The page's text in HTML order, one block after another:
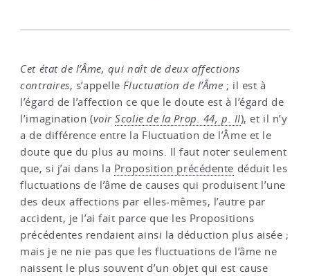
Cet état de l’Âme, qui naît de deux affections
contraires, s’appelleFluctuation de l’Âme ; il est à
l’égard de l’affection ce que le doute est à l’égard de
l’imagination (voirScolie de la Prop. 44, p. II), et il n’y
a de différence entre la Fluctuation de l’Âme et le
doute que du plus au moins. Il faut noter seulement
que, si j’ai dans la Proposition précédente déduit les
fluctuations de l’âme de causes qui produisent l’une
des deux affections par elles-mêmes, l’autre par
accident, je l’ai fait parce que les Propositions
précédentes rendaient ainsi la déduction plus aisée ;
mais je ne nie pas que les fluctuations de l’âme ne
naissent le plus souvent d’un objet qui est cause